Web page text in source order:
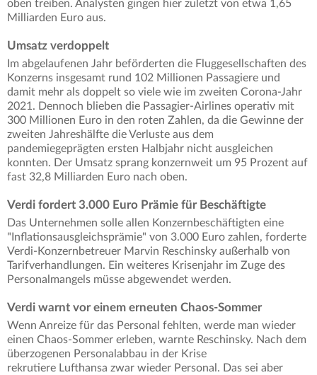
oben treiben. Analysten gingen hier zuletzt von etwa 1,65
Milliarden Euro aus.
Umsatz verdoppelt
Im abgelaufenen Jahr beförderten die Fluggesellschaften des
Konzerns insgesamt rund 102 Millionen Passagiere und
damit mehr als doppelt so viele wie im zweiten Corona-Jahr
2021. Dennoch blieben die Passagier-Airlines operativ mit
300 Millionen Euro in den roten Zahlen, da die Gewinne der
zweiten Jahreshälfte die Verluste aus dem
pandemiegeprägten ersten Halbjahr nicht ausgleichen
konnten. Der Umsatz sprang konzernweit um 95 Prozent auf
fast 32,8 Milliarden Euro nach oben.
Verdi fordert 3.000 Euro Prämie für Beschäftigte
Das Unternehmen solle allen Konzernbeschäftigten eine
"Inflationsausgleichsprämie" von 3.000 Euro zahlen, forderte
Verdi-Konzernbetreuer Marvin Reschinsky außerhalb von
Tarifverhandlungen. Ein weiteres Krisenjahr im Zuge des
Personalmangels müsse abgewendet werden.
Verdi warnt vor einem erneuten Chaos-Sommer
Wenn Anreize für das Personal fehlten, werde man wieder
einen Chaos-Sommer erleben, warnte Reschinsky. Nach dem
überzogenen Personalabbau in der Krise
rekrutiere Lufthansa zwar wieder Personal. Das sei aber